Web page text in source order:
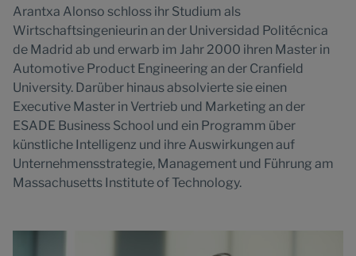
Arantxa Alonso schloss ihr Studium als
Wirtschaftsingenieurin an der Universidad Politécnica
de Madrid ab und erwarb im Jahr 2000 ihren Master in
Automotive Product Engineering an der Cranfield
University. Darüber hinaus absolvierte sie einen
Executive Master in Vertrieb und Marketing an der
ESADE Business School und ein Programm über
künstliche Intelligenz und ihre Auswirkungen auf
Unternehmensstrategie, Management und Führung am
Massachusetts Institute of Technology.